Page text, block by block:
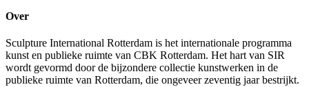
Over
Sculpture International Rotterdam is het internationale programma
kunst en publieke ruimte van CBK Rotterdam. Het hart van SIR
wordt gevormd door de bijzondere collectie kunstwerken in de
publieke ruimte van Rotterdam, die ongeveer zeventig jaar bestrijkt.